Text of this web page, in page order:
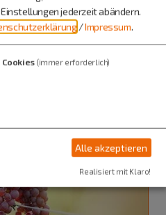
jederzeit abändern.
/Impressum.
(immer erforderlich)
Alle akzeptieren
Realisiert mit Klaro!